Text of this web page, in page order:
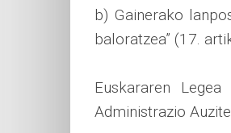
b) Gainerako
baloratzea” (17.
Euskararen
Administrazio